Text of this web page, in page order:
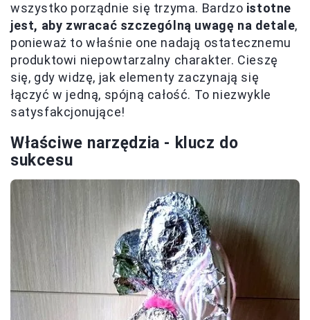
wszystko porządnie się trzyma. Bardzo istotne
jest, aby zwracać szczególną uwagę na detale,
ponieważ to właśnie one nadają ostatecznemu
produktowi niepowtarzalny charakter. Cieszę
się, gdy widzę, jak elementy zaczynają się
łączyć w jedną, spójną całość. To niezwykle
satysfakcjonujące!
Właściwe narzędzia - klucz do
sukcesu